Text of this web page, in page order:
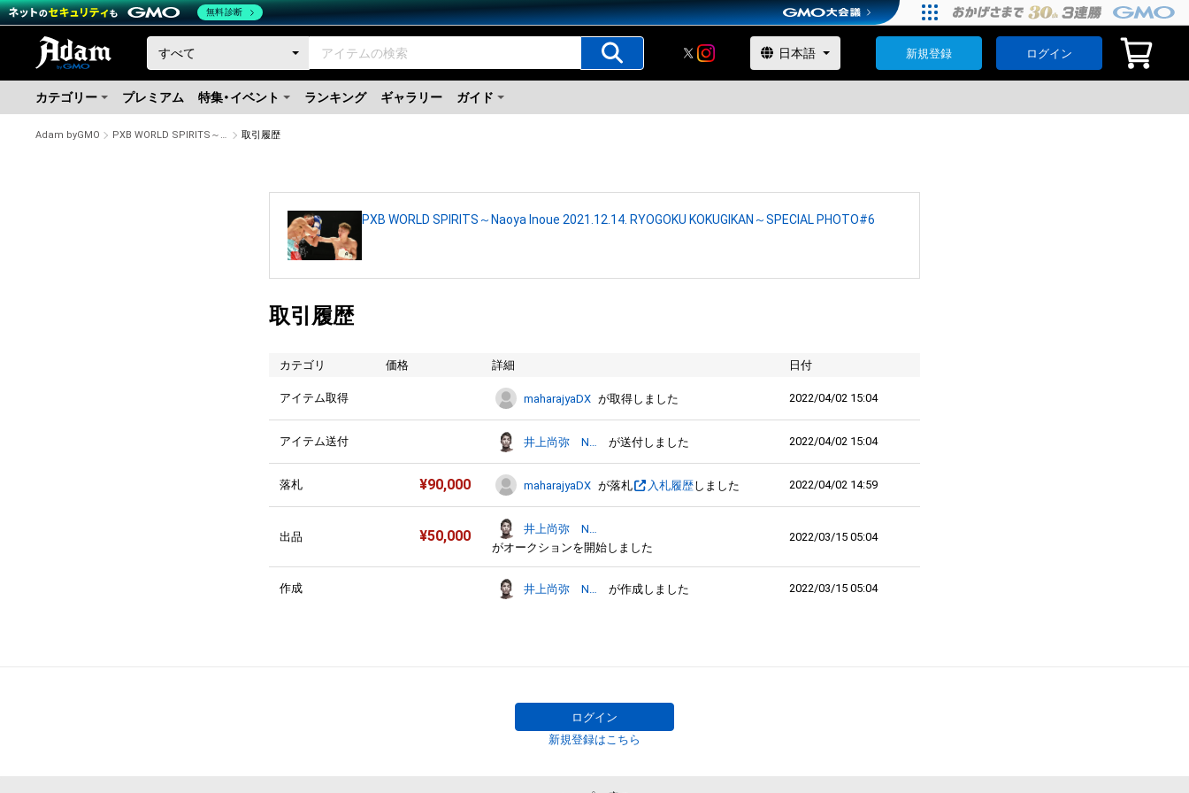
新規登録 ログイン
カテゴリー プレミアム 特集・イベント ランキング ギャラリー ガイド
Adam byGMO PXB WORLD SPIRITS～Naoya Inoue 2021.12.14. RYOGOKU KOKUGIKAN～SPECIAL PHOTO#6 取引履歴
PXB WORLD SPIRITS～Naoya Inoue 2021.12.14. RYOGOKU KOKUGIKAN～SPECIAL PHOTO#6
取引履歴
カテゴリ 価格 詳細 日付
アイテム取得 maharajyaDX が取得しました 2022/04/02 15:04
アイテム送付 が送付しました 2022/04/02 15:04
落札 ¥90,000 maharajyaDX が落札 入札履歴しました 2022/04/02 14:59
出品 ¥50,000
がオークションを開始しました
2022/03/15 05:04
作成 が作成しました 2022/03/15 05:04
ログイン
新規登録はこちら
無料診断